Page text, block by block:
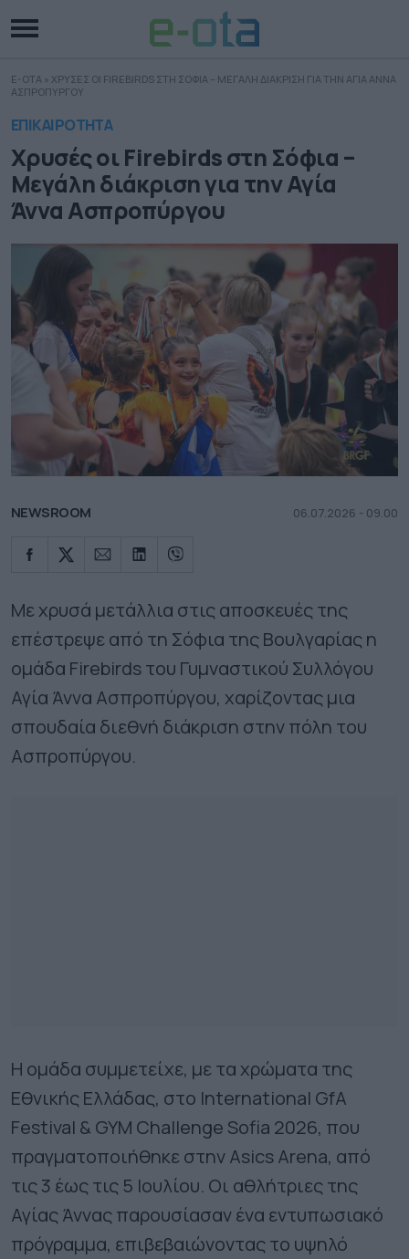
E-OTA » ΧΡΥΣΕΣ ΟΙ FIREBIRDS ΣΤΗ ΣΟΦΙΑ – ΜΕΓΑΛΗ ΔΙΑΚΡΙΣΗ ΓΙΑ ΤΗΝ ΑΓΙΑ ΑΝΝΑ
ΑΣΠΡΟΠΥΡΓΟΥ
ΕΠΙΚΑΙΡΟΤΗΤΑ
Χρυσές οι Firebirds στη Σόφια –
Μεγάλη διάκριση για την Αγία
Άννα Ασπροπύργου
NEWSROOM 06.07.2026 - 09.00
Με χρυσά μετάλλια στις αποσκευές της
επέστρεψε από τη Σόφια της Βουλγαρίας η
ομάδα Firebirds του Γυμναστικού Συλλόγου
Αγία Άννα Ασπροπύργου, χαρίζοντας μια
σπουδαία διεθνή διάκριση στην πόλη του
Ασπροπύργου.
Η ομάδα συμμετείχε, με τα χρώματα της
Εθνικής Ελλάδας, στο International GfA
Festival & GYM Challenge Sofia 2026, που
πραγματοποιήθηκε στην Asics Arena, από
τις 3 έως τις 5 Ιουλίου. Οι αθλήτριες της
Αγίας Άννας παρουσίασαν ένα εντυπωσιακό
πρόγραμμα, επιβεβαιώνοντας το υψηλό